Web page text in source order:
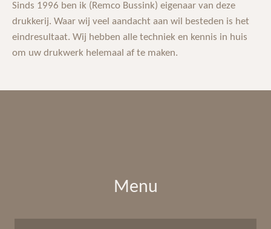
Sinds 1996 ben ik (Remco Bussink) eigenaar van deze
drukkerij. Waar wij veel aandacht aan wil besteden is het
eindresultaat. Wij hebben alle techniek en kennis in huis
om uw drukwerk helemaal af te maken.
Menu